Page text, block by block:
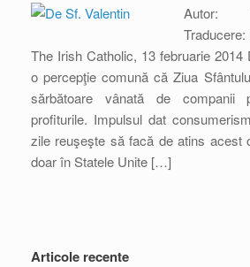
Autor:
The Irish Catholic, 13 februarie 2014
o percepţie comună că Ziua
sărbătoare vânată de companii
profiturile. Impulsul dat
zile reuşeşte să facă de atins acest
doar în Statele Unite […]
Articole recente